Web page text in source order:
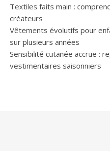
Textiles faits main :
créateurs
Vêtements évolutifs pour
sur plusieurs années
Sensibilité cutanée accrue :
vestimentaires saisonniers